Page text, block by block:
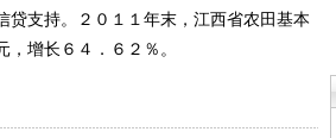
支持。２０１１年末，江西省农田基本
增长６４．６２％。